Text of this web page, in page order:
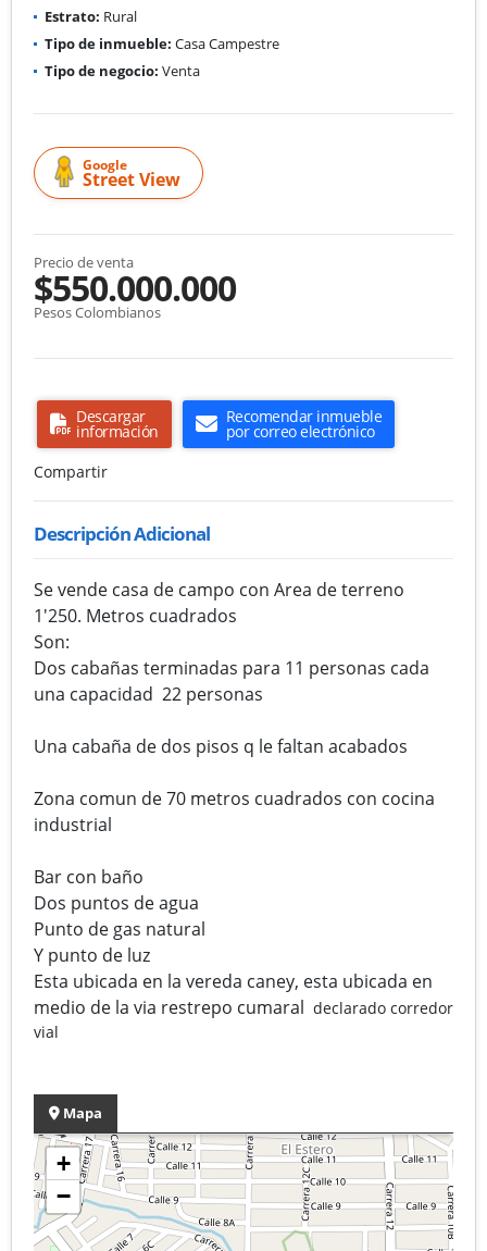
Estrato: Rural
Tipo de inmueble: Casa Campestre
Tipo de negocio: Venta
Google
Street View
Precio de venta
$550.000.000
Pesos Colombianos
Descargar
información
Recomendar inmueble
por correo electrónico
Compartir
Descripción Adicional
Se vende casa de campo con Area de terreno
1'250. Metros cuadrados
Son:
Dos cabañas terminadas para 11 personas cada
una capacidad 22 personas
Una cabaña de dos pisos q le faltan acabados
Zona comun de 70 metros cuadrados con cocina
industrial
Bar con baño
Dos puntos de agua
Punto de gas natural
Y punto de luz
Esta ubicada en la vereda caney, esta ubicada en
medio de la via restrepo cumaral declarado corredor
vial
Mapa
+
−